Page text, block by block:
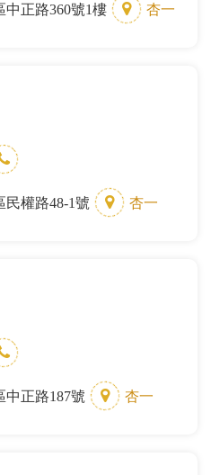
中正路360號1樓 杏一
民權路48-1號 杏一
中正路187號 杏一